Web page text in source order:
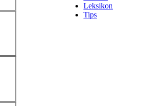
Leksikon
Tips